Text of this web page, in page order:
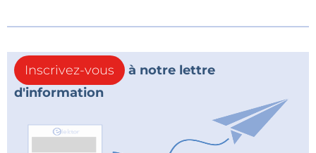
Inscrivez-vous
à notre lettre
d'information